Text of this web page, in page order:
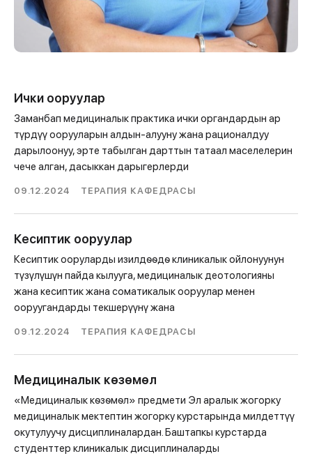
Ички ооруулар
Заманбап медициналык практика ички органдардын ар
түрдүү оорууларын алдын-алууну жана рационалдуу
дарылоонуу, эрте табылган дарттын татаал маселелерин
чече алган, дасыккан дарыгерлерди
09.12.2024 ТЕРАПИЯ КАФЕДРАСЫ
Кесиптик ооруулар
Кесиптик ооруларды изилдѳѳдѳ клиникалык ойлонуунун
түзүлүшүн пайда кылууга, медициналык деотологияны
жана кесиптик жана соматикалык ооруулар менен
ооруугандарды текшерүүнү жана
09.12.2024 ТЕРАПИЯ КАФЕДРАСЫ
Медициналык кѳзѳмѳл
«Медициналык кѳзѳмѳл» предмети Эл аралык жогорку
медициналык мектептин жогорку курстарында милдеттүү
окутулуучу дисциплиналардан. Баштапкы курстарда
студенттер клиникалык дисциплиналарды